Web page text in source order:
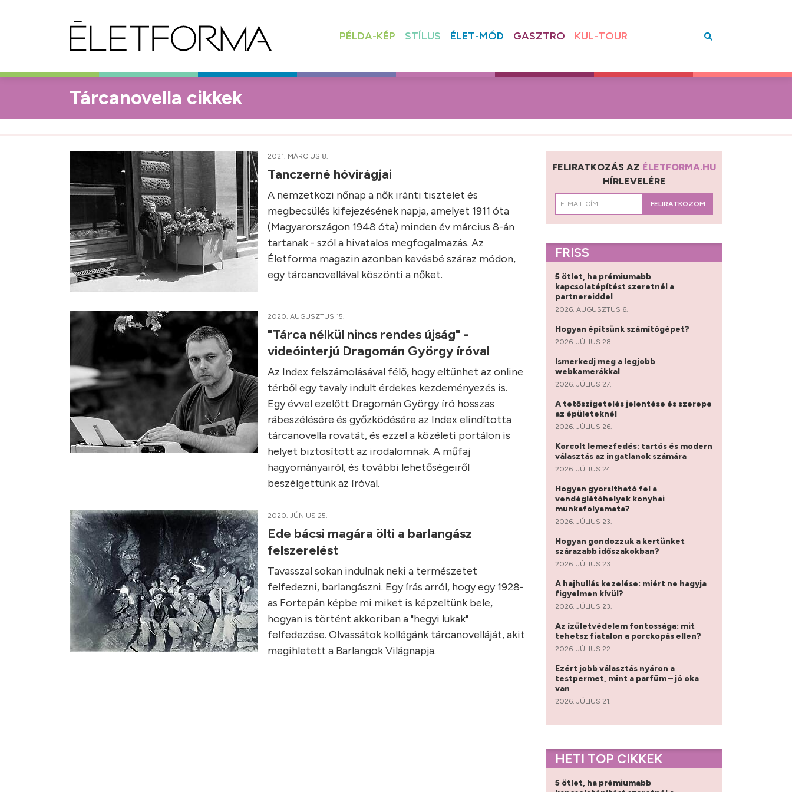
PÉLDA-KÉP STÍLUS ÉLET-MÓD GASZTRO KUL-TOUR
Tárcanovella cikkek
2021. MÁRCIUS 8.
Tanczerné hóvirágjai
A nemzetközi nőnap a nők iránti tisztelet és
megbecsülés kifejezésének napja, amelyet 1911 óta
(Magyarországon 1948 óta) minden év március 8-án
tartanak - szól a hivatalos megfogalmazás. Az
Életforma magazin azonban kevésbé száraz módon,
egy tárcanovellával köszönti a nőket.
2020. AUGUSZTUS 15.
"Tárca nélkül nincs rendes újság" -
videóinterjú Dragomán György íróval
Az Index felszámolásával félő, hogy eltűnhet az online
térből egy tavaly indult érdekes kezdeményezés is.
Egy évvel ezelőtt Dragomán György író hosszas
rábeszélésére és győzködésére az Index elindította
tárcanovella rovatát, és ezzel a közéleti portálon is
helyet biztosított az irodalomnak. A műfaj
hagyományairól, és további lehetőségeiről
beszélgettünk az íróval.
2020. JÚNIUS 25.
Ede bácsi magára ölti a barlangász
felszerelést
Tavasszal sokan indulnak neki a természetet
felfedezni, barlangászni. Egy írás arról, hogy egy 1928-
as Fortepán képbe mi miket is képzeltünk bele,
hogyan is történt akkoriban a "hegyi lukak"
felfedezése. Olvassátok kollégánk tárcanovelláját, akit
megihletett a Barlangok Világnapja.
FELIRATKOZÁS AZ ÉLETFORMA.HU
HÍRLEVELÉRE
FELIRATKOZOM
FRISS
5 ötlet, ha prémiumabb
kapcsolatépítést szeretnél a
partnereiddel
2026. AUGUSZTUS 6.
Hogyan építsünk számítógépet?
2026. JÚLIUS 28.
Ismerkedj meg a legjobb
webkamerákkal
2026. JÚLIUS 27.
A tetőszigetelés jelentése és szerepe
az épületeknél
2026. JÚLIUS 26.
Korcolt lemezfedés: tartós és modern
választás az ingatlanok számára
2026. JÚLIUS 24.
Hogyan gyorsítható fel a
vendéglátóhelyek konyhai
munkafolyamata?
2026. JÚLIUS 23.
Hogyan gondozzuk a kertünket
szárazabb időszakokban?
2026. JÚLIUS 23.
A hajhullás kezelése: miért ne hagyja
figyelmen kívül?
2026. JÚLIUS 23.
Az ízületvédelem fontossága: mit
tehetsz fiatalon a porckopás ellen?
2026. JÚLIUS 22.
Ezért jobb választás nyáron a
testpermet, mint a parfüm – jó oka
van
2026. JÚLIUS 21.
HETI TOP CIKKEK
5 ötlet, ha prémiumabb